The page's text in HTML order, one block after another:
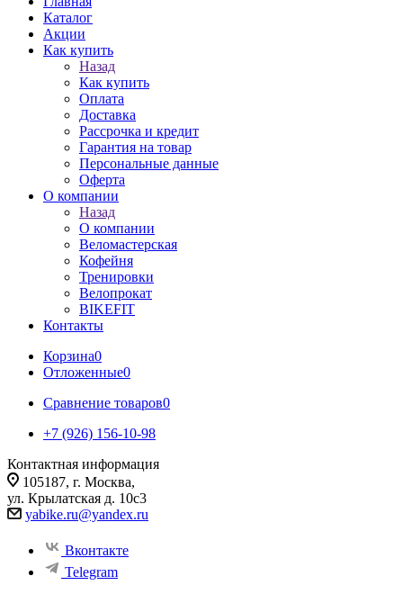
Каталог
Акции
Как купить
Назад
Как купить
Оплата
Доставка
Рассрочка и кредит
Гарантия на товар
Персональные данные
Оферта
О компании
Назад
О компании
Веломастерская
Кофейня
Тренировки
Велопрокат
BIKEFIT
Контакты
Корзина0
Отложенные0
Сравнение товаров0
+7 (926) 156-10-98
Контактная информация
105187, г. Москва,
ул. Крылатская д. 10с3
yabike.ru@yandex.ru
Вконтакте
Telegram